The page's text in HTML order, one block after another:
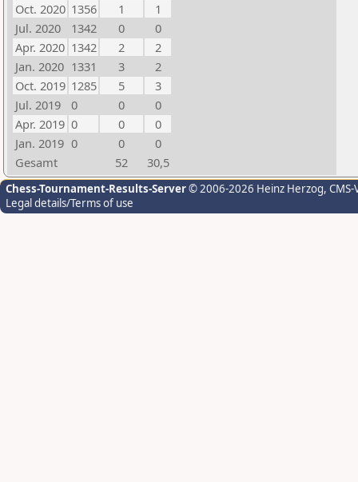
Oct. 2020 1356 1
1
Jul. 2020
1342 0
0
Apr. 2020 1342 2
2
Jan. 2020 1331 3
2
Oct. 2019 1285 5
3
Jul. 2019
0 0
0
Apr. 2019 0 0
0
Jan. 2019 0 0
0
Gesamt
52 30,5
Chess-Tournament-Results-Server© 2006-2026 Heinz Herzog,
Legal details/Terms of use